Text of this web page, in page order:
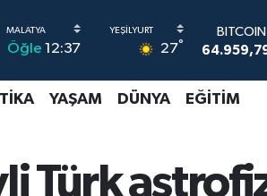
Öğle 12:37 27°
BITCOIN
47,7436
EURO
GRAM
YAŞAM DÜNYA EĞITIM
Türk